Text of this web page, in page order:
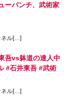
ーパンチ、武術家
ネル[…]
吾vs躰道の達人中
#石井東吾 #武術
ネル[…]